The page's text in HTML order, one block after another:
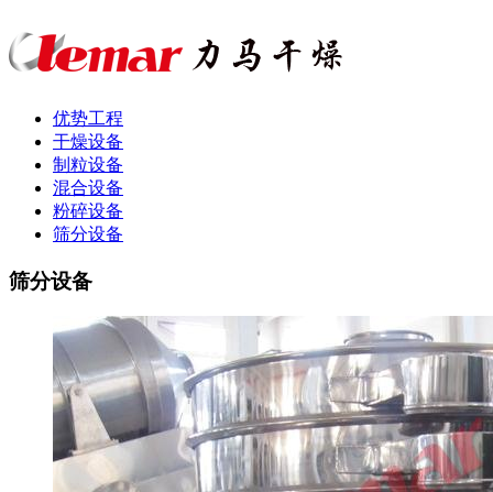
优势工程
干燥设备
制粒设备
混合设备
粉碎设备
筛分设备
筛分设备